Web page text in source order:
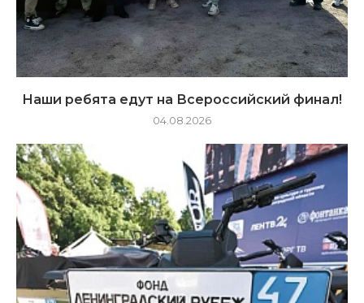
Наши ребята едут на Всероссийский финал!
04.08.2026